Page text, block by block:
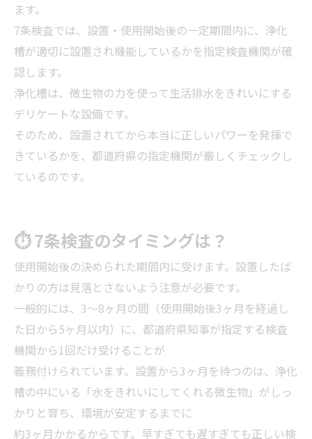
ます。
7条検査では、設置・使用開始後の一定期間内に、浄化
槽が適切に設置され機能しているかを指定検査機関が確
認します。
浄化槽は、微生物の力を使って生活排水をきれいにする
デリケートな設備です。
そのため、設置されてから本当に正しいパワーを発揮で
きているかを、都道府県の指定機関が厳しくチェックし
ているのです。
⏱ 7条検査のタイミングは？
使用開始後の決められた期間内に受けます。設置したば
かりの方は見落とさないよう注意が必要です。
一般的には、3〜8ヶ月の間（使用開始後3ヶ月を経過し
た日から5ヶ月以内）に、都道府県知事が指定する検査
機関から1回だけ受けることが
義務付けられています。設置から3ヶ月を待つのは、浄化
槽の中にいる「水をきれいにしてくれる微生物」がしっ
かりと育ち、環境が安定するまでに
約3ヶ月かかるからです。早すぎても遅すぎても正しい検